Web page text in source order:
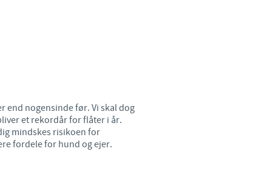
Turkey
Ukraine
nogensinde før. Vi skal dog
et rekordår for flåter i år.
mindskes risikoen for
fordele for hund og ejer.